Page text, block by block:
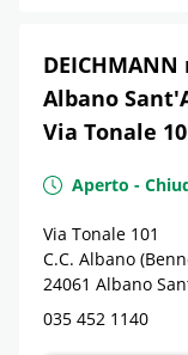
Albano
Via Tonale
Aperto -
Via Tonale 101
C.C. Albano
24061 Albano
035 452 1140